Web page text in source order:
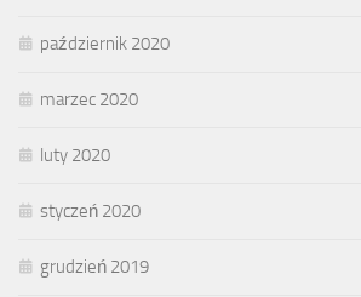
październik 2020
marzec 2020
luty 2020
styczeń 2020
grudzień 2019